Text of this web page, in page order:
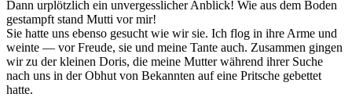
Dann urplötzlich ein unvergesslicher Anblick! Wie aus dem Boden
gestampft stand Mutti vor mir!
Sie hatte uns ebenso gesucht wie wir sie. Ich flog in ihre Arme und
weinte — vor Freude, sie und meine Tante auch. Zusammen gingen
wir zu der kleinen Doris, die meine Mutter während ihrer Suche
nach uns in der Obhut von Bekannten auf eine Pritsche gebettet
hatte.